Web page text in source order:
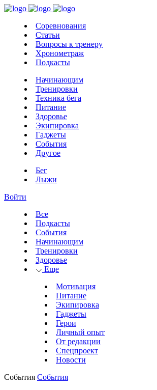
Соревнования
Статьи
Вопросы к тренеру
Хронометраж
Подкасты
Начинающим
Тренировки
Техника бега
Питание
Здоровье
Экипировка
Гаджеты
События
Другое
Бег
Лыжи
Войти
Все
Подкасты
События
Начинающим
Тренировки
Здоровье
Еще
Мотивация
Питание
Экипировка
Гаджеты
Герои
Личный опыт
От редакции
Спецпроект
Новости
События События